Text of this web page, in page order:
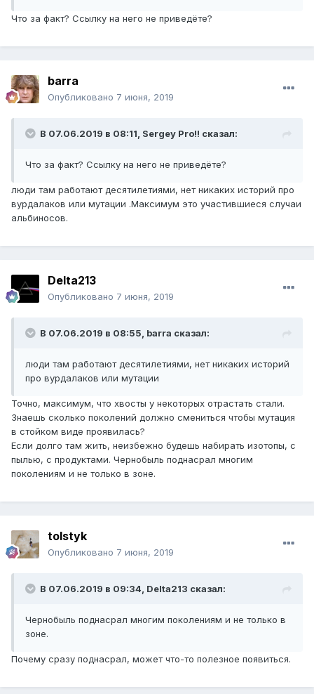
Что за факт? Ссылку на него не приведёте?
barra
Опубликовано 7 июня, 2019
В 07.06.2019 в 08:11, Sergey Pro!! сказал:
Что за факт? Ссылку на него не приведёте?
люди там работают десятилетиями, нет никаких историй про
вурдалаков или мутации .Максимум это участившиеся случаи
альбиносов.
Delta213
Опубликовано 7 июня, 2019
В 07.06.2019 в 08:55, barra сказал:
люди там работают десятилетиями, нет никаких историй
про вурдалаков или мутации
Точно, максимум, что хвосты у некоторых отрастать стали.
Знаешь сколько поколений должно смениться чтобы мутация
в стойком виде проявилась?
Если долго там жить, неизбежно будешь набирать изотопы, с
пылью, с продуктами. Чернобыль поднасрал многим
поколениям и не только в зоне.
tolstyk
Опубликовано 7 июня, 2019
В 07.06.2019 в 09:34, Delta213 сказал:
Чернобыль поднасрал многим поколениям и не только в
зоне.
Почему сразу поднасрал, может что-то полезное появиться.